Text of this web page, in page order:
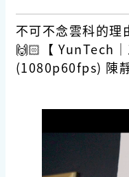
不可不念雲科的理
🙌🏻【 YunTech
(1080p60fps) 陳